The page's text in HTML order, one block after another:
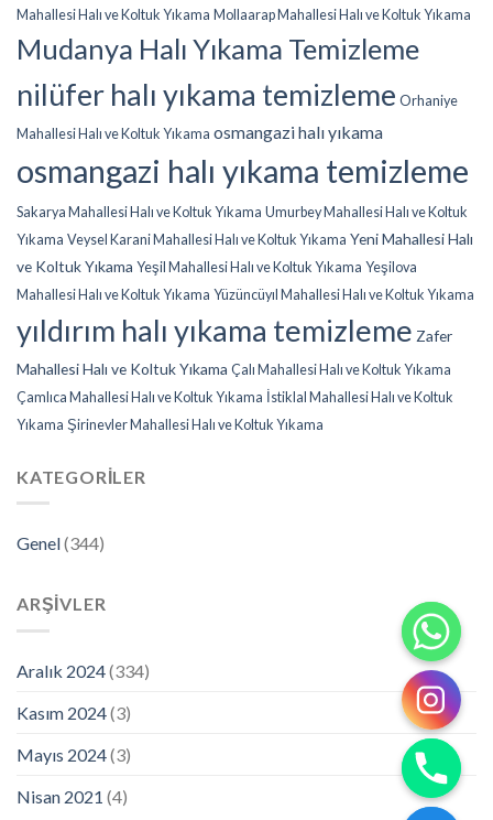
Mahallesi Halı ve Koltuk Yıkama Mollaarap Mahallesi Halı ve Koltuk Yıkama
Mudanya Halı Yıkama Temizleme
nilüfer halı yıkama temizleme Orhaniye
Mahallesi Halı ve Koltuk Yıkama osmangazi halı yıkama
osmangazi halı yıkama temizleme
Sakarya Mahallesi Halı ve Koltuk Yıkama Umurbey Mahallesi Halı ve Koltuk
Yıkama Veysel Karani Mahallesi Halı ve Koltuk Yıkama Yeni Mahallesi Halı
ve Koltuk Yıkama Yeşil Mahallesi Halı ve Koltuk Yıkama Yeşilova
Mahallesi Halı ve Koltuk Yıkama Yüzüncüyıl Mahallesi Halı ve Koltuk Yıkama
yıldırım halı yıkama temizleme Zafer
Mahallesi Halı ve Koltuk Yıkama Çalı Mahallesi Halı ve Koltuk Yıkama
Çamlıca Mahallesi Halı ve Koltuk Yıkama İstiklal Mahallesi Halı ve Koltuk
Yıkama Şirinevler Mahallesi Halı ve Koltuk Yıkama
KATEGORILER
Genel(344)
ARŞIVLER
Aralık 2024(334)
Kasım 2024(3)
Mayıs 2024(3)
Nisan 2021 (4)
CHATY